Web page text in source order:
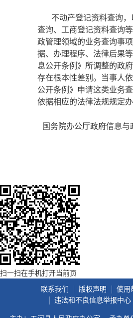
不动产登记资料查询
查询、工商登记资料查询
政管理领域的业务查询事
据、办理程序、法律后果
息公开条例》所调整的政
存在根本性差别。当事人
公开条例》申请这类业务
依据相应的法律法规规定办
国务院办公厅政府信息与
扫一扫在手机打开当前页
联系我们
版权声明 使用
违法和不良信息举报中心